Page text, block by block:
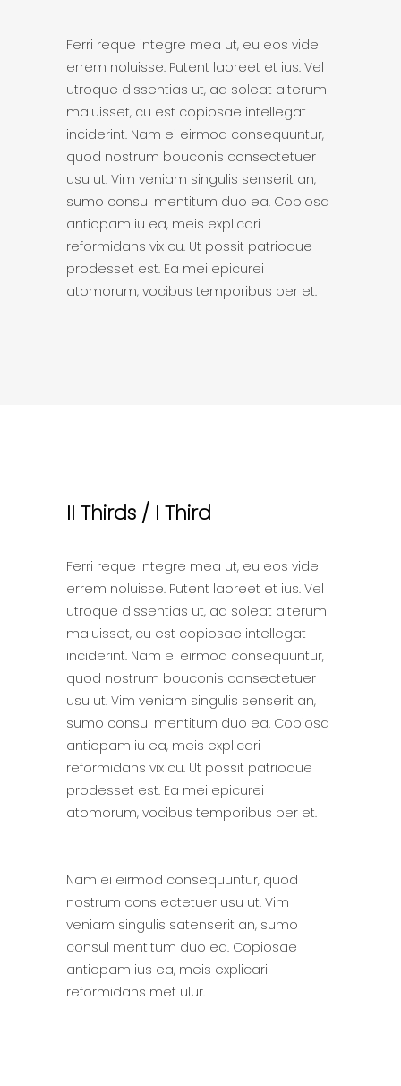
Ferri reque integre mea ut, eu eos vide
errem noluisse. Putent laoreet et ius. Vel
utroque dissentias ut, ad soleat alterum
maluisset, cu est copiosae intellegat
inciderint. Nam ei eirmod consequuntur,
quod nostrum bouconis consectetuer
usu ut. Vim veniam singulis senserit an,
sumo consul mentitum duo ea. Copiosa
antiopam iu ea, meis explicari
reformidans vix cu. Ut possit patrioque
prodesset est. Ea mei epicurei
atomorum, vocibus temporibus per et.
II Thirds / I Third
Ferri reque integre mea ut, eu eos vide
errem noluisse. Putent laoreet et ius. Vel
utroque dissentias ut, ad soleat alterum
maluisset, cu est copiosae intellegat
inciderint. Nam ei eirmod consequuntur,
quod nostrum bouconis consectetuer
usu ut. Vim veniam singulis senserit an,
sumo consul mentitum duo ea. Copiosa
antiopam iu ea, meis explicari
reformidans vix cu. Ut possit patrioque
prodesset est. Ea mei epicurei
atomorum, vocibus temporibus per et.
Nam ei eirmod consequuntur, quod
nostrum cons ectetuer usu ut. Vim
veniam singulis satenserit an, sumo
consul mentitum duo ea. Copiosae
antiopam ius ea, meis explicari
reformidans met ulur.